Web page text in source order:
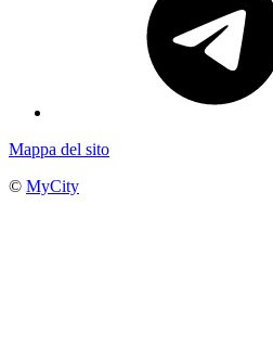
Mappa del sito
© MyCity